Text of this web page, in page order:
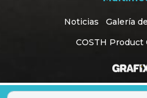
Noticias
Galería
COSTH Product
Diseño